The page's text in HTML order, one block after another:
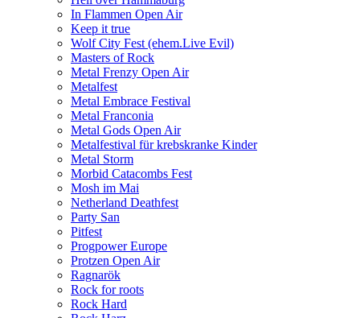
In Flammen Open Air
Keep it true
Wolf City Fest (ehem.Live Evil)
Masters of Rock
Metal Frenzy Open Air
Metalfest
Metal Embrace Festival
Metal Franconia
Metal Gods Open Air
Metalfestival für krebskranke Kinder
Metal Storm
Morbid Catacombs Fest
Mosh im Mai
Netherland Deathfest
Party San
Pitfest
Progpower Europe
Protzen Open Air
Ragnarök
Rock for roots
Rock Hard